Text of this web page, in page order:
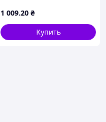
Полевой оптический
бинокль UNIQUE UN-3004
8×40 для
1 009.20 ₴
Купить